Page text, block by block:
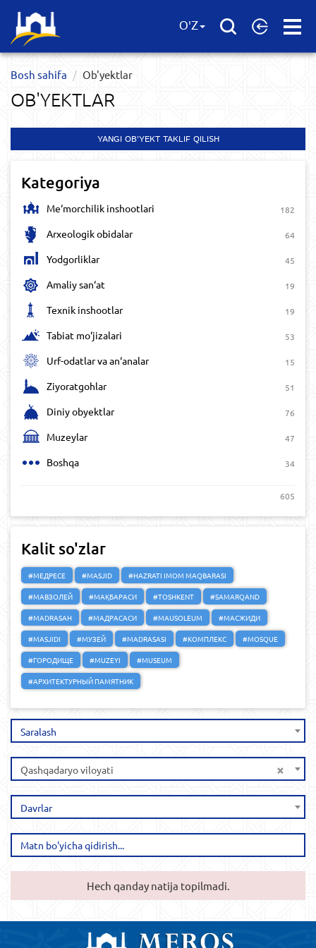
Open
O'Z
Bosh sahifa Ob'yektlar​
OB'YEKTLAR​
YANGI OB'YEKT TAKLIF QILISH
Kategoriya
Me‘morchilik inshootlari 182
Arxeologik obidalar 64
Yodgorliklar 45
Amaliy san‘at 19
Texnik inshootlar 19
Tabiat mo‘jizalari 53
Urf-odatlar va an‘analar 15
Ziyoratgohlar 51
Diniy obyektlar 76
Muzeylar 47
Boshqa 34
605
Kalit so'zlar
#МЕДРЕСЕ #MASJID
#HAZRATI IMOM MAQBARASI
#МАВЗОЛЕЙ
#МАҚБАРАСИ #TOSHKENT
#SAMARQAND
#MADRASAH
#МАДРАСАСИ #MAUSOLEUM
#МАСЖИДИ
#MASJIDI
#МУЗЕЙ #MADRASASI #КОМПЛЕКС
#MOSQUE
#ГОРОДИЩЕ
#MUZEYI
#MUSEUM
#АРХИТЕКТУРНЫЙ ПАМЯТНИК
Saralash
×
Qashqadaryo viloyati
Davrlar
Hech qanday natija topilmadi.